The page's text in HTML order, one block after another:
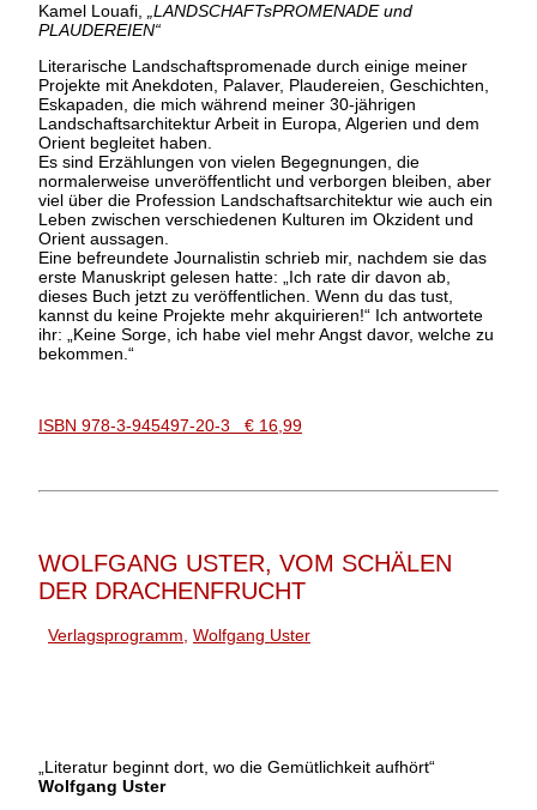
Kamel Louafi, „LANDSCHAFTsPROMENADE und
PLAUDEREIEN“
Literarische Landschaftspromenade durch einige meiner
Projekte mit Anekdoten, Palaver, Plaudereien, Geschichten,
Eskapaden, die mich während meiner 30-jährigen
Landschaftsarchitektur Arbeit in Europa, Algerien und dem
Orient begleitet haben.
Es sind Erzählungen von vielen Begegnungen, die
normalerweise unveröffentlicht und verborgen bleiben, aber
viel über die Profession Landschaftsarchitektur wie auch ein
Leben zwischen verschiedenen Kulturen im Okzident und
Orient aussagen.
Eine befreundete Journalistin schrieb mir, nachdem sie das
erste Manuskript gelesen hatte: „Ich rate dir davon ab,
dieses Buch jetzt zu veröffentlichen. Wenn du das tust,
kannst du keine Projekte mehr akquirieren!“ Ich antwortete
ihr: „Keine Sorge, ich habe viel mehr Angst davor, welche zu
bekommen.“
ISBN 978-3-945497-20-3 € 16,99
WOLFGANG USTER, VOM SCHÄLEN
DER DRACHENFRUCHT
Verlagsprogramm Wolfgang Uster
„Literatur beginnt dort, wo die Gemütlichkeit aufhört“
Wolfgang Uster